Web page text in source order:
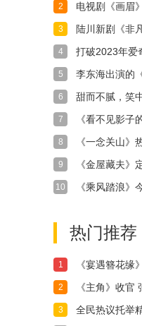
2
电视剧《画眉
3
陆川新剧《非
4
打破2023年爱
5
李东海出演的
了收官感想！
6
甜而不腻，笑
7
《看不见影子
8
《一念关山》
9
《金屋藏夫》
治愈之旅
10
《乘风踏浪》
热门推荐
1
《宴遇簪花缘
2
《主角》收官
3
全民热议托举